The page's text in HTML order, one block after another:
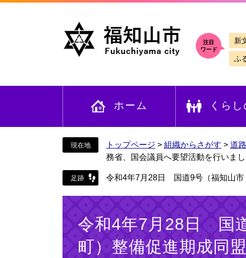
文
注目
ワード
新
ふ
ホーム くら
トップページ > 組織からさがす > 道
務省、国会議員へ要望活動を行いまし
令和4年7月28日 国道9号（福知山市
令和4年7月28日 国
町）整備促進期成同